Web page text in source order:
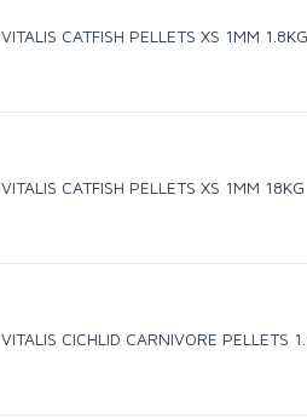
VITALIS CATFISH PELLETS XS 1MM
VITALIS CATFISH PELLETS XS 1MM 18KG
VITALIS CICHLID CARNIVORE PELLETS